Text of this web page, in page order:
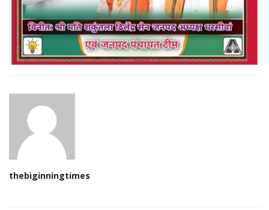
thebiginningtimes